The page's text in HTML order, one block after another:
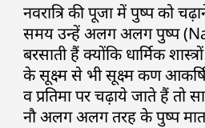
नवरात्रि की पूजा में पुष्प को
समय उन्हें अलग अलग पुष्प
बरसाती हैं क्योंकि धार्मिक
के सूक्ष्म से भी सूक्ष्म कण
व प्रतिमा पर चढ़ाये जाते हैं तो
नौ अलग अलग तरह के पुष्प